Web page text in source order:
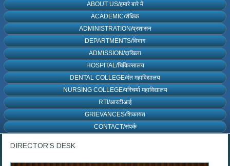
ABOUT US/हमारे बारे में
ACADEMIC/शैक्षिक
ADMINISTRATION/प्रशासन
DEPARTMENTS/विभाग
ADMISSION/दाखिला
HOSPITAL/चिकित्सालय
DENTAL COLLEGE/दंत महाविद्यालय
NURSING COLLEGE/परिचर्या महाविद्यालय
RTI/आरटीआई
GRIEVANCES/शिकायत
CONTACT/संपर्क
DIRECTOR’S DESK